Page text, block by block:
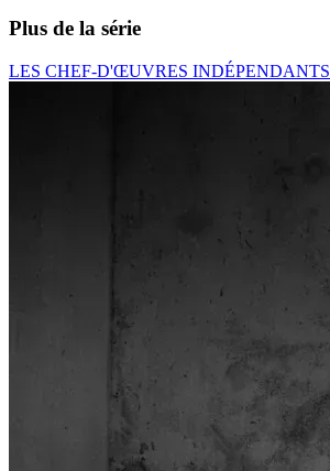
Plus de la série
LES CHEF-D'ŒUVRES INDÉPENDANTS